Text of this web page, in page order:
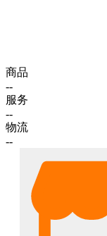
商品
--
服务
--
物流
--